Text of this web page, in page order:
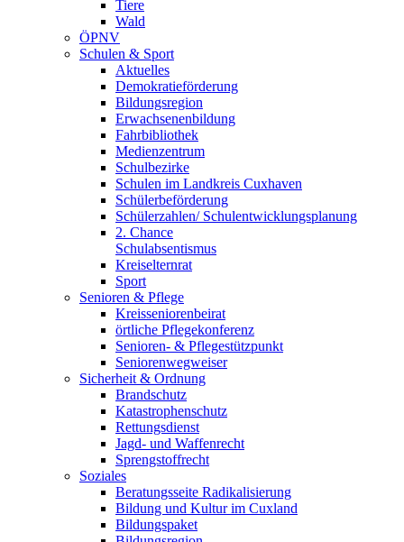
Tiere
Wald
ÖPNV
Schulen & Sport
Aktuelles
Demokratieförderung
Bildungsregion
Erwachsenenbildung
Fahrbibliothek
Medienzentrum
Schulbezirke
Schulen im Landkreis Cuxhaven
Schülerbeförderung
Schülerzahlen/ Schulentwicklungsplanung
2. Chance
Schulabsentismus
Kreiselternrat
Sport
Senioren & Pflege
Kreisseniorenbeirat
örtliche Pflegekonferenz
Senioren- & Pflegestützpunkt
Seniorenwegweiser
Sicherheit & Ordnung
Brandschutz
Katastrophenschutz
Rettungsdienst
Jagd- und Waffenrecht
Sprengstoffrecht
Soziales
Beratungsseite Radikalisierung
Bildung und Kultur im Cuxland
Bildungspaket